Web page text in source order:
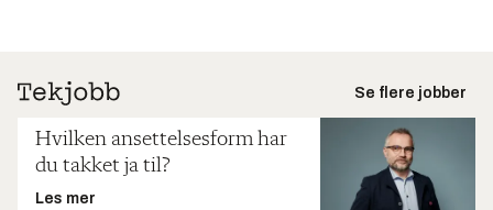
Se flere jobber
Hvilken ansettelsesform har
du takket ja til?
Les mer